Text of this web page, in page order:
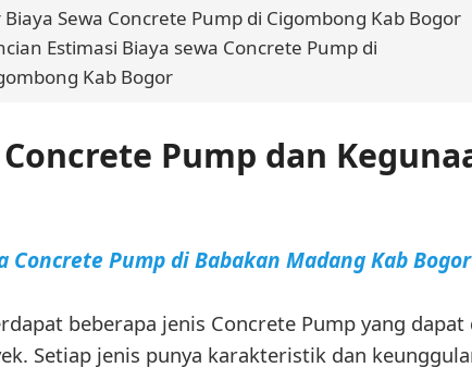
Sewa Concrete Pump di Cigombong Kab Bogor
Estimasi Biaya sewa Concrete Pump di
Kab Bogor
Pump dan
Concrete Pump di Babakan Madang Kab Bogor
beberapa jenis Concrete Pump yang dapat
Setiap jenis punya karakteristik dan